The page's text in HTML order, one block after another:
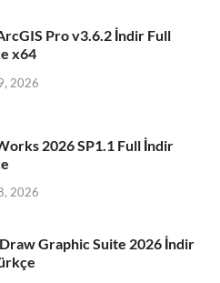
Pro v3.6.2 İndir Full
x64
2026
2026 SP1.1 Full İndir
2026
Graphic Suite 2026 İndir